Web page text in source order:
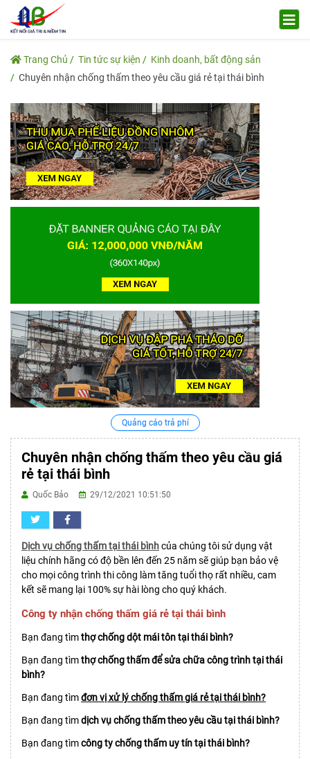
Trang Chủ Tin tức sự kiện
Kinh doanh, bất động sản
Chuyên nhận chống thấm theo yêu cầu giá rẻ tại thái bình
Quảng cáo trả phí
Chuyên nhận chống thấm theo yêu cầu giá
rẻ tại thái bình
Quốc Bảo 29/12/2021 10:51:50
Dịch vụ chống thấm tại thái bìnhcủa chúng tôi sử dụng vật
liệu chính hãng có độ bền lên đến 25 năm sẽ giúp bạn bảo vệ
cho mọi công trình thi công làm tăng tuổi thọ rất nhiều, cam
kết sẽ mang lại 100% sự hài lòng cho quý khách.
Công ty nhận chống thấm giá rẻ tại thái bình
Bạn đang tìmthợ chống dột mái tôn tại thái bình?
Bạn đang tìmthợ chống thấm để sửa chữa công trình tại thái
bình?
Bạn đang tìmđơn vị xử lý chống thấm giá rẻ tại thái bình?
Bạn đang tìmdịch vụ chống thấm theo yêu cầu tại thái bình?
Bạn đang tìmcông ty chống thấm uy tín tại thái bình?